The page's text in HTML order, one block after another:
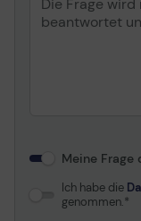
Meine Frage
Ich habe die
genommen.